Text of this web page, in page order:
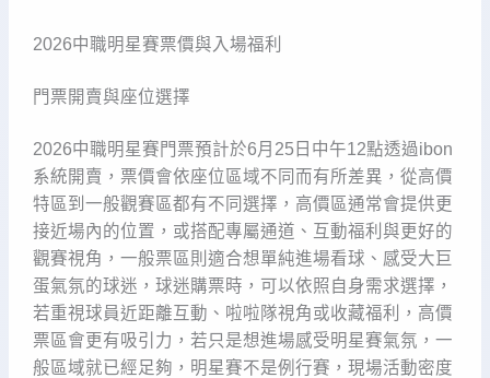
2026中職明星賽票價與入場福利
門票開賣與座位選擇
2026中職明星賽門票預計於6月25日中午12點透過ibon
系統開賣，票價會依座位區域不同而有所差異，從高價
特區到一般觀賽區都有不同選擇，高價區通常會提供更
接近場內的位置，或搭配專屬通道、互動福利與更好的
觀賽視角，一般票區則適合想單純進場看球、感受大巨
蛋氣氛的球迷，球迷購票時，可以依照自身需求選擇，
若重視球員近距離互動、啦啦隊視角或收藏福利，高價
票區會更有吸引力，若只是想進場感受明星賽氣氛，一
般區域就已經足夠，明星賽不是例行賽，現場活動密度